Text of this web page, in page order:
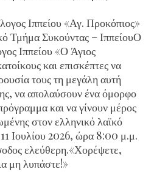
Ιππείου «Αγ. Προκόπιος»
Τμήμα Συκούντας – ΙππείουΟ
Ιππείου «Ο Άγιος
και επισκέπτες να
τους τη μεγάλη αυτή
να απολαύσουν ένα όμορφο
και να γίνουν μέρος
στον ελληνικό λαϊκό
Ιουλίου 2026, ώρα 8:00 μ.μ.
ελεύθερη.«Χορέψετε,
μη λυπάστε!»